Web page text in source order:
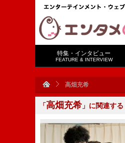
特集・インタビュー
FEATURE & INTERVIEW
高畑充希
「高畑充希 」に関連する